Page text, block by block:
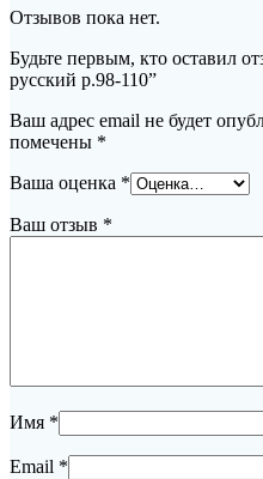
Отзывов пока нет.
Будьте первым, кто оставил
русский р.98-110”
Ваш адрес email не будет
помечены *
Ваша оценка *
Ваш отзыв *
Имя *
Email *